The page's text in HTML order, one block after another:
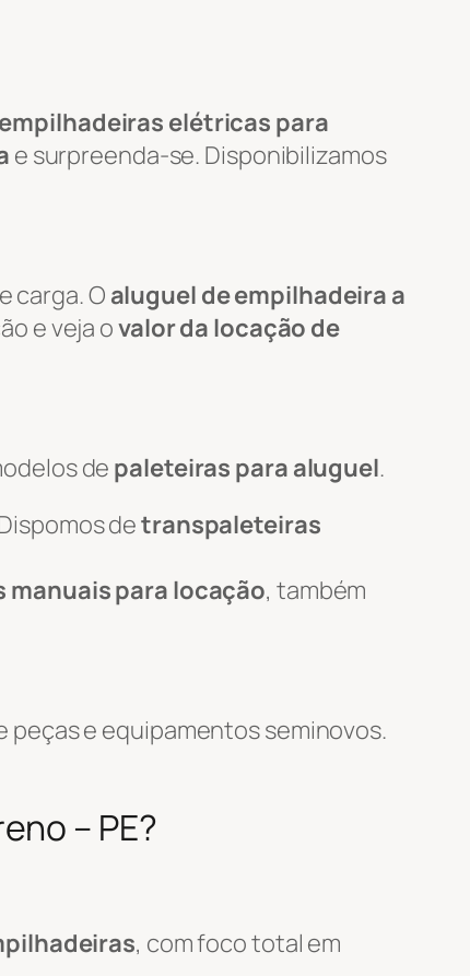
empilhadeiras elétricas para
e surpreenda-se. Disponibilizamos
carga. O aluguel de empilhadeira a
e veja ovalor da locação de
de paleteiras para aluguel.
detranspaleteiras
manuais para locação, também
peças e equipamentos seminovos.
– PE?
, com foco total em